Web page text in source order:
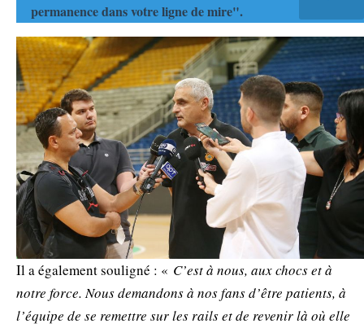
permanence dans votre ligne de mire".
Il a également souligné : « C’est à nous, aux chocs et à
notre force. Nous demandons à nos fans d’être patients, à
l’équipe de se remettre sur les rails et de revenir là où elle